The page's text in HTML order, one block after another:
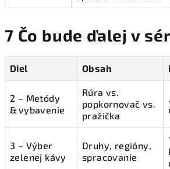
7 Čo bude ďalej v
Diel Obsah
2 – Metódy
& vybavenie
Rúra vs.
popkornovač vs.
pražička
3 – Výber
zelenej kávy
Druhy, regióny,
spracovanie